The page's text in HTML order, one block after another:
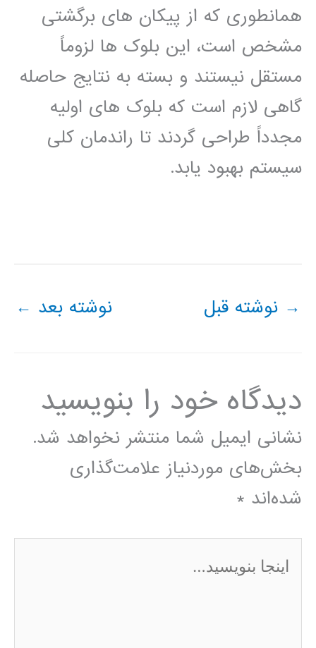
همانطوری که از پیکان های برگشتی
مشخص است، این بلوک ها لزوماً
مستقل نیستند و بسته به نتایج حاصله
گاهی لازم است که بلوک های اولیه
مجدداً طراحی گردند تا راندمان کلی
سیستم بهبود یابد.
→ نوشته قبل نوشته بعد ←
دیدگاه‌ خود را بنویسید
نشانی ایمیل شما منتشر نخواهد شد.
بخش‌های موردنیاز علامت‌گذاری
شده‌اند *
اینجا
بنویسید…